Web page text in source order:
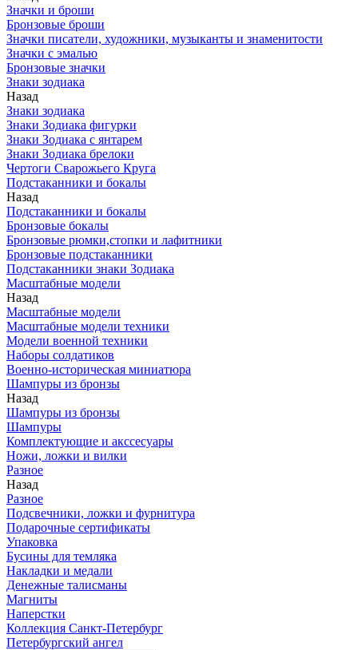
Значки и броши
Бронзовые броши
Значки писатели, художники, музыканты и знаменитости
Значки с эмалью
Бронзовые значки
Знаки зодиака
Назад
Знаки зодиака
Знаки Зодиака фигурки
Знаки Зодиака с янтарем
Знаки Зодиака брелоки
Чертоги Сварожьего Круга
Подстаканники и бокалы
Назад
Подстаканники и бокалы
Бронзовые бокалы
Бронзовые рюмки,стопки и лафитники
Бронзовые подстаканники
Подстаканники знаки Зодиака
Масштабные модели
Назад
Масштабные модели
Масштабные модели техники
Модели военной техники
Наборы солдатиков
Военно-историческая миниатюра
Шампуры из бронзы
Назад
Шампуры из бронзы
Шампуры
Комплектующие и акссесуары
Ножи, ложки и вилки
Разное
Назад
Разное
Подсвечники, ложки и фурнитура
Подарочные сертификаты
Упаковка
Бусины для темляка
Накладки и медали
Денежные талисманы
Магниты
Наперстки
Коллекция Санкт-Петербург
Петербургский ангел